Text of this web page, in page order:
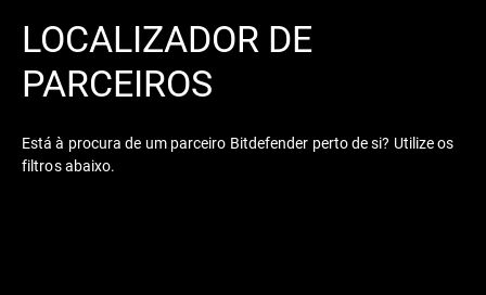
LOCALIZADOR DE
PARCEIROS
Está à procura de um parceiro Bitdefender perto de si? Utilize os
filtros abaixo.